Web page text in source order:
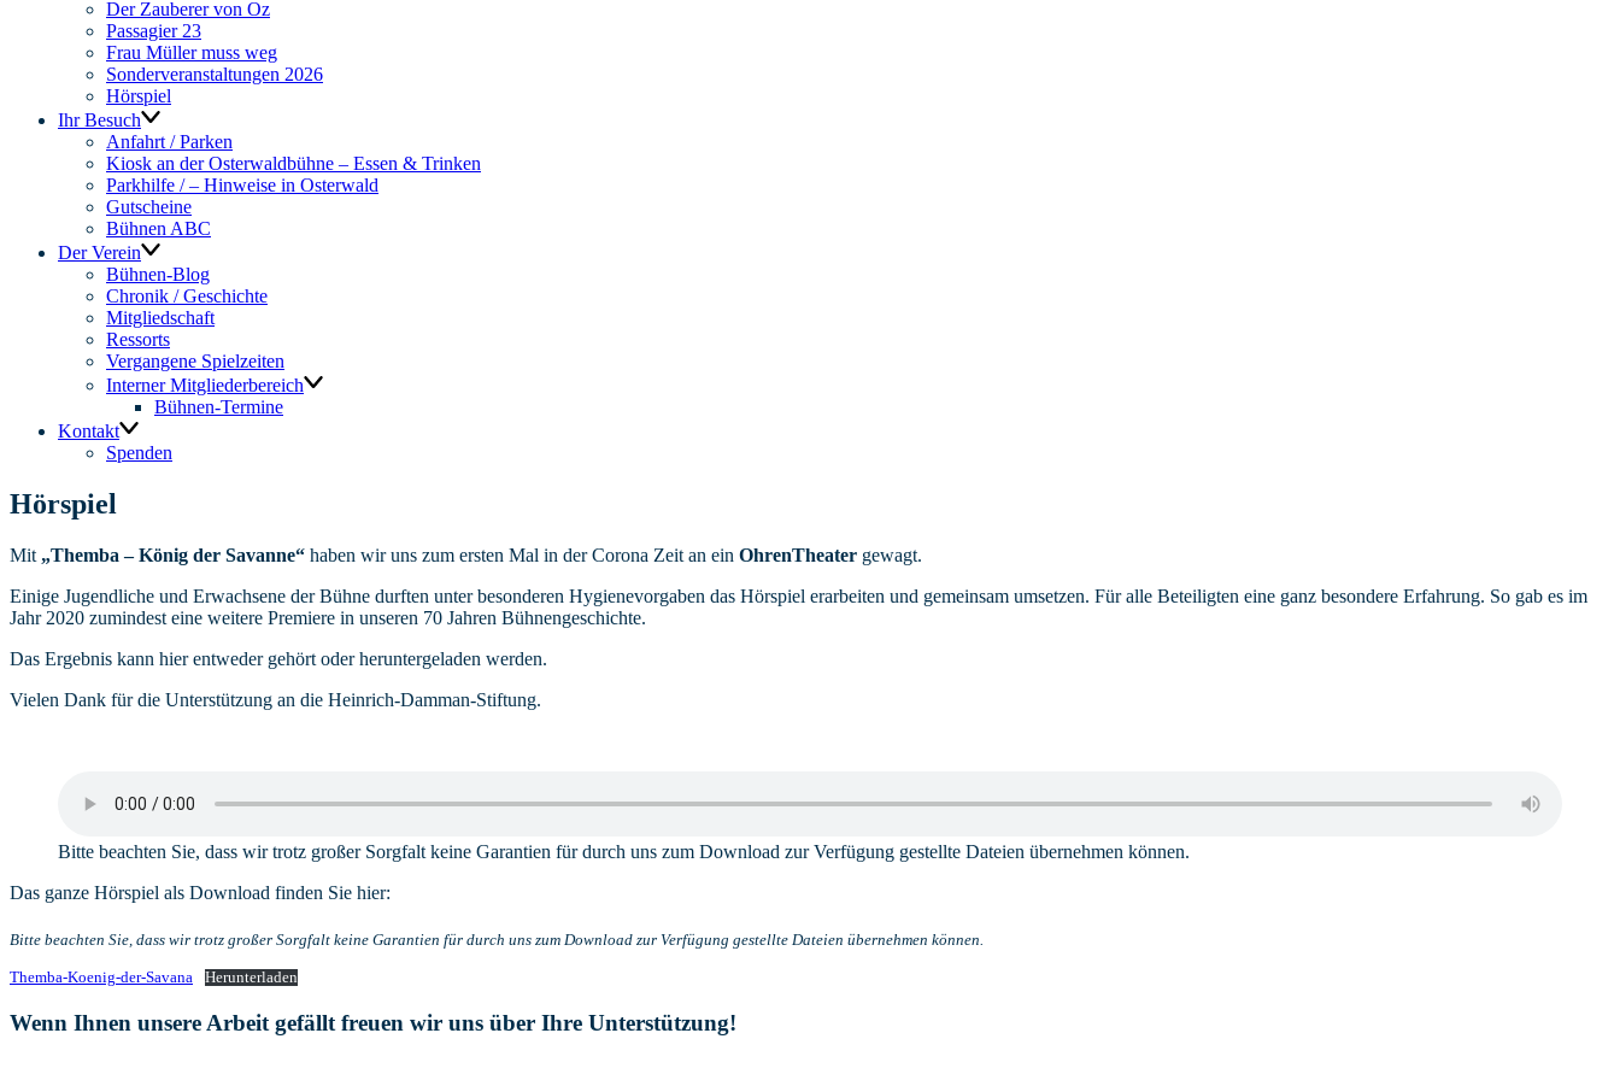
Der Zauberer von Oz
Passagier 23
Frau Müller muss weg
Sonderveranstaltungen 2026
Hörspiel
Ihr Besuch
Anfahrt / Parken
Kiosk an der Osterwaldbühne – Essen & Trinken
Parkhilfe / – Hinweise in Osterwald
Gutscheine
Bühnen ABC
Der Verein
Bühnen-Blog
Chronik / Geschichte
Mitgliedschaft
Ressorts
Vergangene Spielzeiten
Interner Mitgliederbereich
Bühnen-Termine
Kontakt
Spenden
Hörspiel
Mit „Themba – König der Savanne“ haben wir uns zum ersten Mal in der Corona Zeit an ein OhrenTheater gewagt.
Einige Jugendliche und Erwachsene der Bühne durften unter besonderen Hygienevorgaben das Hörspiel erarbeiten und gemeinsam umsetzen. Für alle Beteiligten eine ganz besondere Erfahrung. So gab es im
Jahr 2020 zumindest eine weitere Premiere in unseren 70 Jahren Bühnengeschichte.
Das Ergebnis kann hier entweder gehört oder heruntergeladen werden.
Vielen Dank für die Unterstützung an die Heinrich-Damman-Stiftung.
Bitte beachten Sie, dass wir trotz großer Sorgfalt keine Garantien für durch uns zum Download zur Verfügung gestellte Dateien übernehmen können.
Das ganze Hörspiel als Download finden Sie hier:
Bitte beachten Sie, dass wir trotz großer Sorgfalt keine Garantien für durch uns zum Download zur Verfügung gestellte Dateien übernehmen können.
Themba-Koenig-der-Savana Herunterladen
Wenn Ihnen unsere Arbeit gefällt freuen wir uns über Ihre Unterstützung!